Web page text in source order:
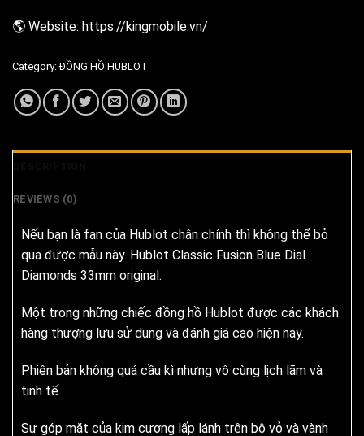
🌎 Website: https://kingmobile.vn/
Category:ĐỒNG HỒ HUBLOT
REVIEWS (0)
Nếu bạn là fan của Hublot chân chính thì không thể bỏ
qua được mẫu này. Hublot Classic Fusion Blue Dial
Diamonds 33mm original.
Một trong những chiếc đồng hồ Hublot được các khách
hàng thượng lưu sử dụng và đánh giá cao hiện nay.
Phiên bản không quá cầu kì nhưng vô cùng lịch lãm và
tinh tế.
Sự góp mặt của kim cương lấp lánh trên bộ vỏ và vành